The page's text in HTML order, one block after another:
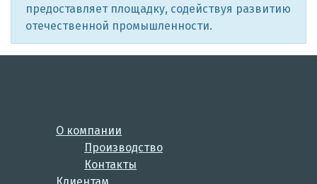
предоставляет площадку, содействуя развитию
отечественной промышленности.
О компании
Производство
Контакты